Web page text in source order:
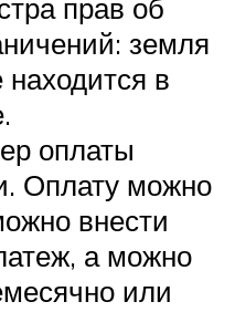
прав об
земля
в
оплаты
Оплату можно
внести
а можно
или